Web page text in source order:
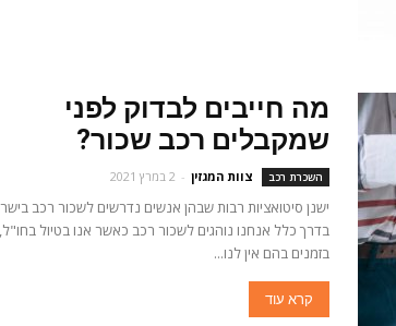
מה חייבים לבדוק לפני
שמקבלים רכב שכור?
השכרת רכב צוות המגזין - 2 במרץ 2021
ישנן סיטואציות רבות שבהן אנשים נדרשים לשכור רכב
בדרך כלל אנחנו נוהגים לשכור רכב כאשר אנו בטיול
בזמנים בהם אין לנו...
קרא עוד